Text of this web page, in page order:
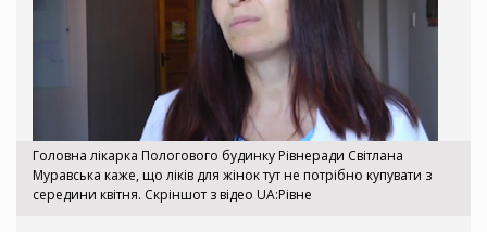
Головна лікарка Пологового будинку Рівнеради Світлана
Муравська каже, що ліків для жінок тут не потрібно купувати з
середини квітня. Скріншот з відео UA:Рівне